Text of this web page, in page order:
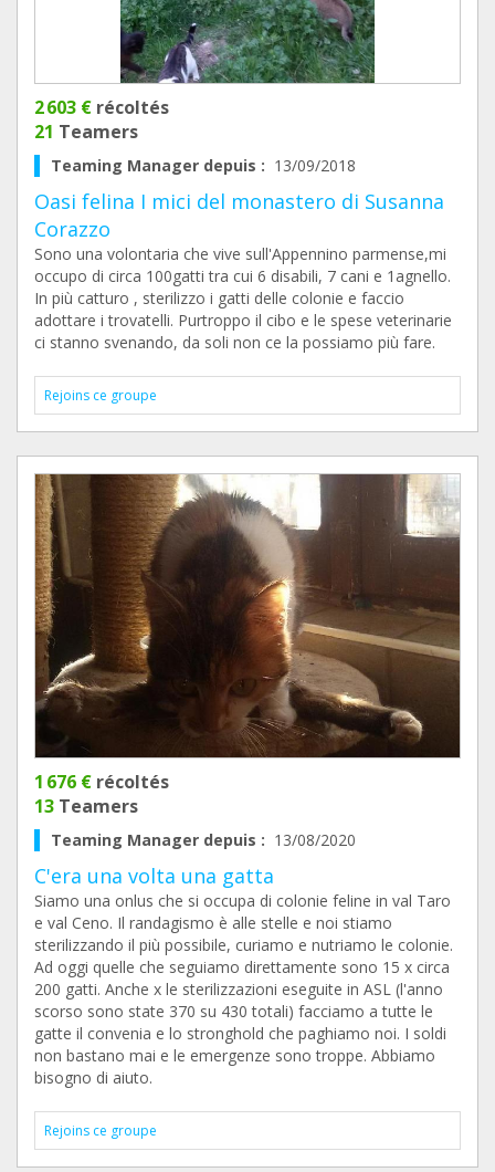
2 603 € récoltés
21 Teamers
Teaming Manager depuis : 13/09/2018
Oasi felina I mici del monastero di Susanna
Corazzo
Sono una volontaria che vive sull'Appennino parmense,mi
occupo di circa 100gatti tra cui 6 disabili, 7 cani e 1agnello.
In più catturo , sterilizzo i gatti delle colonie e faccio
adottare i trovatelli. Purtroppo il cibo e le spese veterinarie
ci stanno svenando, da soli non ce la possiamo più fare.
Rejoins ce groupe
1 676 € récoltés
13 Teamers
Teaming Manager depuis : 13/08/2020
C'era una volta una gatta
Siamo una onlus che si occupa di colonie feline in val Taro
e val Ceno. Il randagismo è alle stelle e noi stiamo
sterilizzando il più possibile, curiamo e nutriamo le colonie.
Ad oggi quelle che seguiamo direttamente sono 15 x circa
200 gatti. Anche x le sterilizzazioni eseguite in ASL (l'anno
scorso sono state 370 su 430 totali) facciamo a tutte le
gatte il convenia e lo stronghold che paghiamo noi. I soldi
non bastano mai e le emergenze sono troppe. Abbiamo
bisogno di aiuto.
Rejoins ce groupe